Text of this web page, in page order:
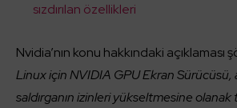
sızdırılan özellikleri
Nvidia’nın konu hakkındaki açıklaması
Linux için NVIDIA GPU Ekran Sürücüsü,
saldırganın izinleri yükseltmesine olanak